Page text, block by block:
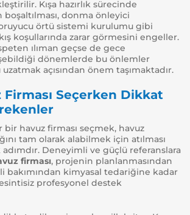
Kışa hazırlık sürecinde
donma önleyici
örtü sistemi kurulumu gibi
koşullarında zarar görmesini engeller.
ılıman geçse de gece
dönemlerde bu önlemler
açısından önem taşımaktadır.
Firması Seçerken Dikkat
bir havuz firması seçmek, havuz
tam olarak alabilmek için atılması
Deneyimli ve güçlü referanslara
firması, projenin planlanmasından
bakımından kimyasal tedariğine kadar
profesyonel destek